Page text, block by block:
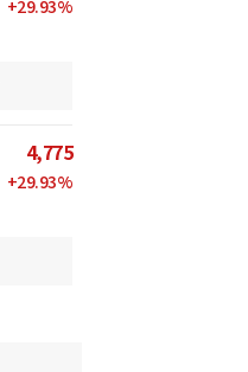
+29.93%
4,775
+29.93%